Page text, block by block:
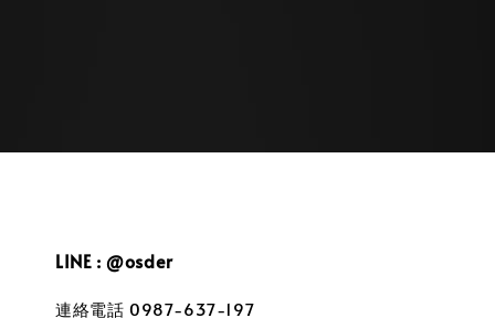
LINE : @osder
連絡電話 0987-637-197